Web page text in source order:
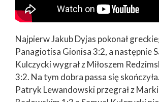
Najpierw Jakub Dyjas pokonał
Panagiotisa Gionisa 3:2, a następnie
Kulczycki wygrał z Miłoszem
3:2. Na tym dobra passa się
Patryk Lewandowski przegrał z